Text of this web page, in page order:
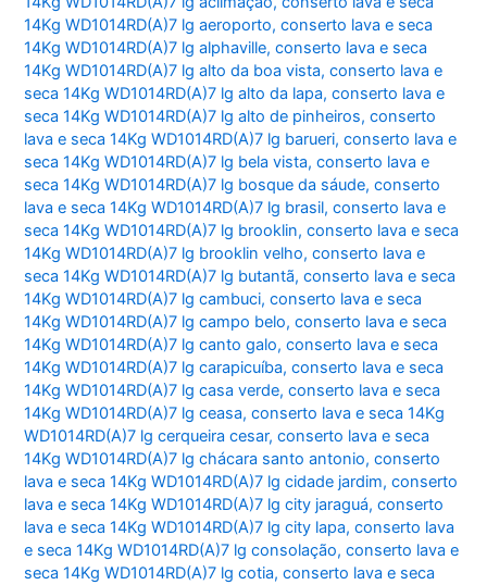
14Kg WD1014RD(A)7 lg aeroporto,conserto lava e seca
14Kg WD1014RD(A)7 lg alphaville,conserto lava e seca
14Kg WD1014RD(A)7 lg alto da boa vista,conserto lava e
seca 14Kg WD1014RD(A)7 lg alto da lapa,conserto lava e
seca 14Kg WD1014RD(A)7 lg alto de pinheiros,conserto
lava e seca 14Kg WD1014RD(A)7 lg barueri,conserto lava e
seca 14Kg WD1014RD(A)7 lg bela vista,conserto lava e
seca 14Kg WD1014RD(A)7 lg bosque da sáude,conserto
lava e seca 14Kg WD1014RD(A)7 lg brasil,conserto lava e
seca 14Kg WD1014RD(A)7 lg brooklin,conserto lava e seca
14Kg WD1014RD(A)7 lg brooklin velho,conserto lava e
seca 14Kg WD1014RD(A)7 lg butantã,conserto lava e seca
14Kg WD1014RD(A)7 lg cambuci,conserto lava e seca
14Kg WD1014RD(A)7 lg campo belo,conserto lava e seca
14Kg WD1014RD(A)7 lg canto galo,conserto lava e seca
14Kg WD1014RD(A)7 lg carapicuíba,conserto lava e seca
14Kg WD1014RD(A)7 lg casa verde,conserto lava e seca
14Kg WD1014RD(A)7 lg ceasa,conserto lava e seca 14Kg
WD1014RD(A)7 lg cerqueira cesar,conserto lava e seca
14Kg WD1014RD(A)7 lg chácara santo antonio,conserto
lava e seca 14Kg WD1014RD(A)7 lg cidade jardim,conserto
lava e seca 14Kg WD1014RD(A)7 lg city jaraguá,conserto
lava e seca 14Kg WD1014RD(A)7 lg city lapa,conserto lava
e seca 14Kg WD1014RD(A)7 lg consolação,conserto lava e
seca 14Kg WD1014RD(A)7 lg cotia,conserto lava e seca